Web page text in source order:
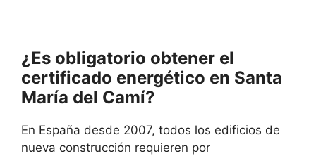
¿Es obligatorio obtener el
certificado energético en Santa
María del Camí?
En España desde 2007, todos los edificios de
nueva construcción requieren por